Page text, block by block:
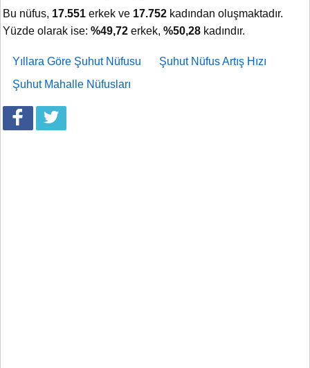
Bu nüfus, 17.551 erkek ve 17.752 kadından oluşmaktadır.
Yüzde olarak ise: %49,72 erkek, %50,28 kadındır.
Yıllara Göre Şuhut Nüfusu
Şuhut Nüfus Artış Hızı
Şuhut Mahalle Nüfusları